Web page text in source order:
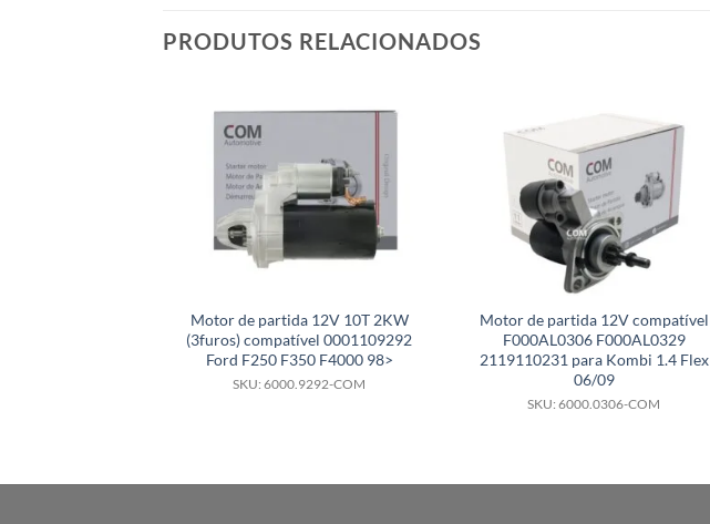
PRODUTOS RELACIONADOS
Motor de partida 12V 10T 2KW
(3furos) compatível 0001109292
Ford F250 F350 F4000 98>
SKU: 6000.9292-COM
Motor de partida 12V compatível
F000AL0306 F000AL0329
2119110231 para Kombi 1.4 Flex
06/09
SKU: 6000.0306-COM